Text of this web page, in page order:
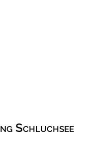
Schluchsee